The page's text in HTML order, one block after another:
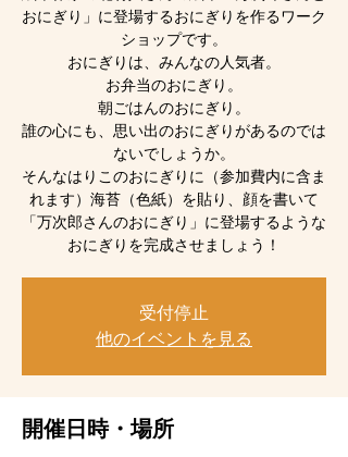
おにぎり」に登場するおにぎりを作るワーク
ショップです。
おにぎりは、みんなの人気者。
お弁当のおにぎり。
朝ごはんのおにぎり。
誰の心にも、思い出のおにぎりがあるのでは
ないでしょうか。
そんなはりこのおにぎりに（参加費内に含ま
れます）海苔（色紙）を貼り、顔を書いて
「万次郎さんのおにぎり」に登場するような
受付停止
他のイベントを見る
開催日時・場所